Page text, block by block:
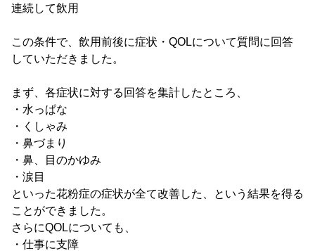
連続して飲用
この条件で、飲用前後に症状・QOLについて質問に回答
していただきました。
まず、各症状に対する回答を集計したところ、
・水っぱな
・くしゃみ
・鼻づまり
・鼻、目のかゆみ
・涙目
といった花粉症の症状が全て改善した、という結果を得る
ことができました。
さらにQOLについても、
・仕事に支障